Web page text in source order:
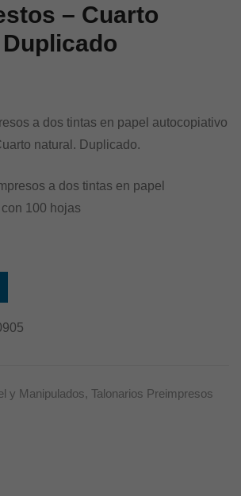
– Cuarto
a dos tintas en papel autocopiativo
natural. Duplicado.
a dos tintas en papel
100 hojas
y Manipulados, Talonarios Preimpresos